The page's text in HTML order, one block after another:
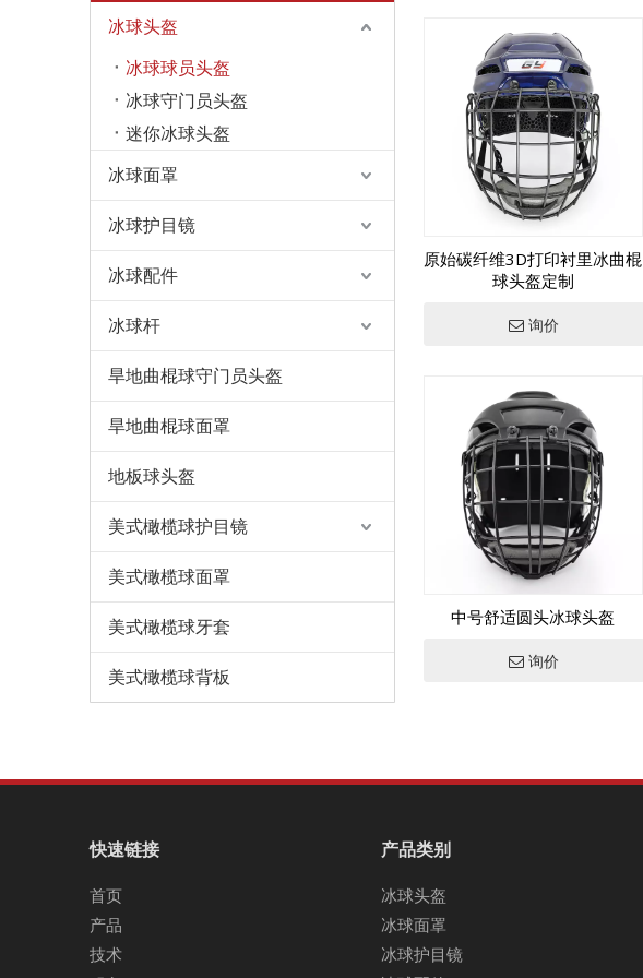
冰球头盔
冰球球员头盔
冰球守门员头盔
迷你冰球头盔
冰球面罩
冰球护目镜
冰球配件
冰球杆
旱地曲棍球守门员头盔
旱地曲棍球面罩
地板球头盔
美式橄榄球护目镜
美式橄榄球面罩
美式橄榄球牙套
美式橄榄球背板
原始碳纤维3D打印衬里冰曲棍
球头盔定制
询价
中号舒适圆头冰球头盔
询价
快速链接
首页
产品
技术
产品类别
冰球头盔
冰球面罩
冰球护目镜